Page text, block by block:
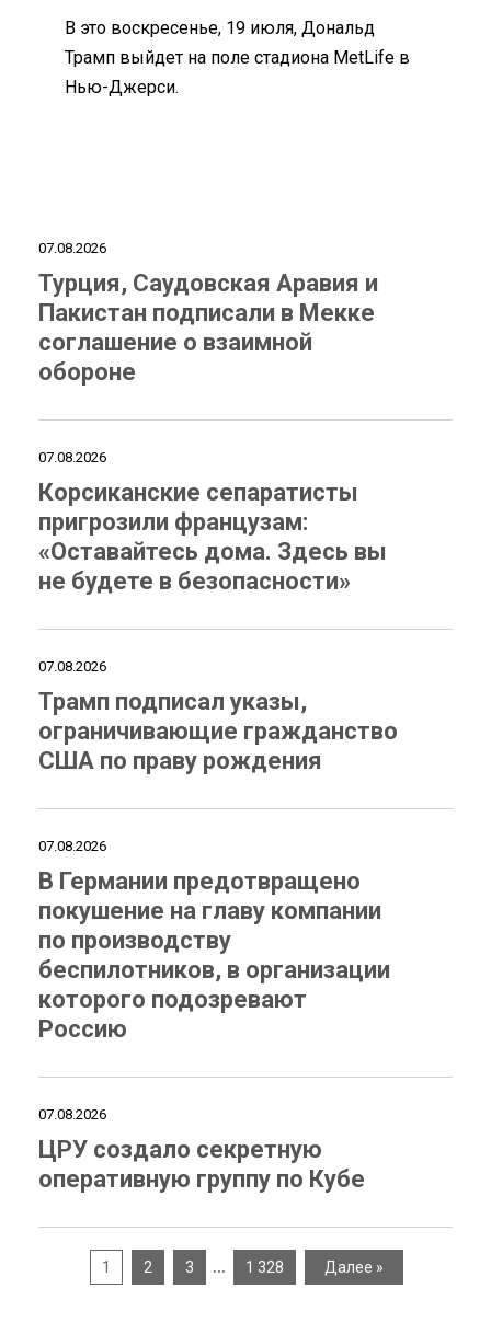
В это воскресенье, 19 июля, Дональд
Трамп выйдет на поле стадиона MetLife в
Нью-Джерси.
07.08.2026
Турция, Саудовская Аравия и
Пакистан подписали в Мекке
соглашение о взаимной
обороне
07.08.2026
Корсиканские сепаратисты
пригрозили французам:
«Оставайтесь дома. Здесь вы
не будете в безопасности»
07.08.2026
Трамп подписал указы,
ограничивающие гражданство
США по праву рождения
07.08.2026
В Германии предотвращено
покушение на главу компании
по производству
беспилотников, в организации
которого подозревают
Россию
07.08.2026
ЦРУ создало секретную
оперативную группу по Кубе
1 2 3 … 1 328 Далее »